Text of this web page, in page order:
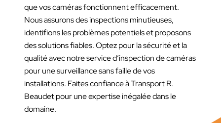
que vos caméras fonctionnent efficacement.
Nous assurons des inspections minutieuses,
identifions les problèmes potentiels et proposons
des solutions fiables. Optez pour la sécurité et la
qualité avec notre service d’inspection de caméras
pour une surveillance sans faille de vos
installations. Faites confiance à Transport R.
Beaudet pour une expertise inégalée dans le
domaine.